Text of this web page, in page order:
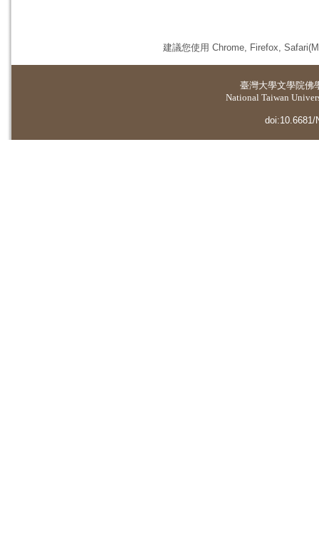
建議您使用 Chrome, Firefox,
臺灣大學文學院佛
National Taiwan
doi:10.6681/